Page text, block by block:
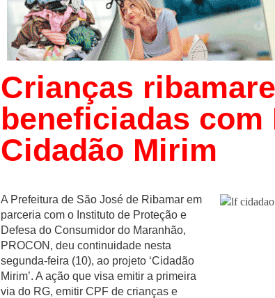
Crianças
beneficiadas com
Cidadão Mirim
A Prefeitura de São José de Ribamar em
parceria com o Instituto de Proteção e
Defesa do Consumidor do Maranhão,
PROCON, deu continuidade nesta
segunda-feira (10), ao projeto ‘Cidadão
Mirim’. A ação que visa emitir a primeira
via do RG, emitir CPF de crianças e